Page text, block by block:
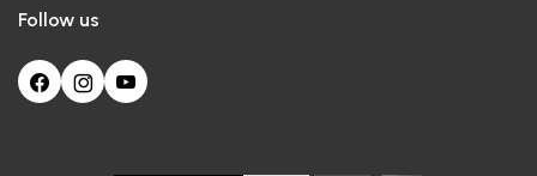
Follow us